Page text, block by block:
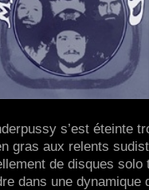
s’est éteinte
gras aux relents
de disques
dans une